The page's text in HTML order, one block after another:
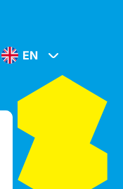
EN